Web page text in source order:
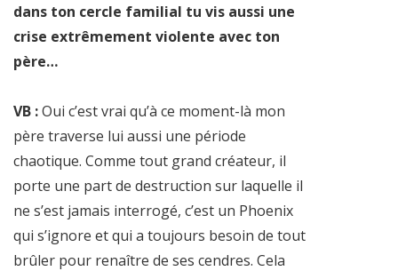
dans ton cercle familial tu vis aussi une
crise extrêmement violente avec ton
père…
VB :Oui c’est vrai qu’à ce moment-là mon
père traverse lui aussi une période
chaotique. Comme tout grand créateur, il
porte une part de destruction sur laquelle il
ne s’est jamais interrogé, c’est un Phoenix
qui s’ignore et qui a toujours besoin de tout
brûler pour renaître de ses cendres. Cela